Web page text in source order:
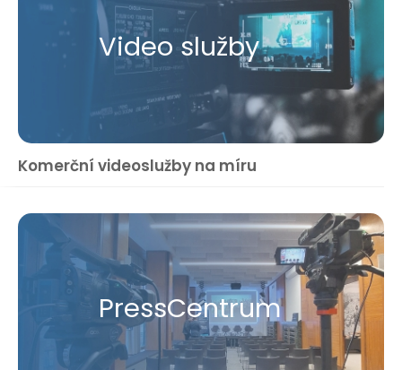
Video služby
Komerční videoslužby na míru
Press​Centrum